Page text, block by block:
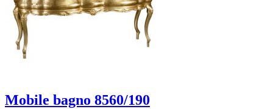
Mobile bagno 8560/190